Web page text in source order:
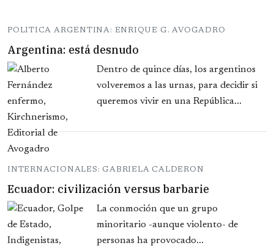
POLITICA ARGENTINA: ENRIQUE G. AVOGADRO
Argentina: está desnudo
Dentro de quince días, los argentinos
volveremos a las urnas, para decidir si
queremos vivir en una República...
INTERNACIONALES: GABRIELA CALDERON
Ecuador: civilización versus barbarie
La conmoción que un grupo
minoritario -aunque violento- de
personas ha provocado...